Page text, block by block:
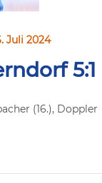
Juli 2024
5:1
(16.), Doppler